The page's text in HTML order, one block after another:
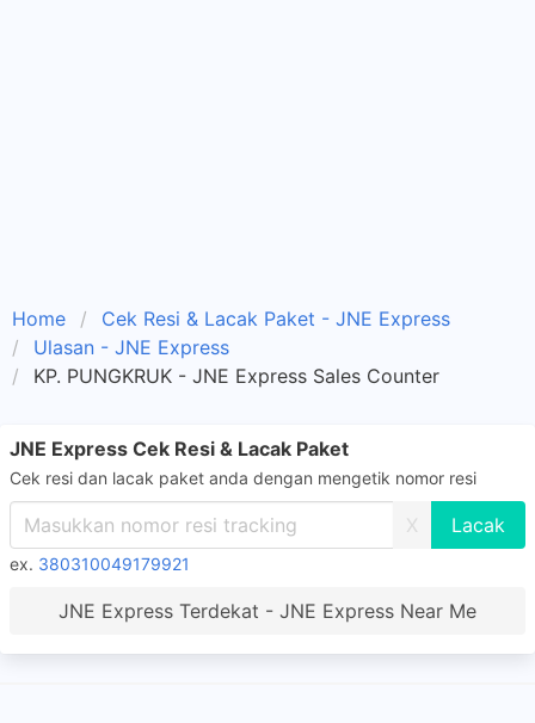
Home
Cek Resi & Lacak Paket - JNE Express
Ulasan - JNE Express
KP. PUNGKRUK - JNE Express Sales Counter
JNE Express Cek Resi & Lacak Paket
Cek resi dan lacak paket anda dengan mengetik nomor resi
X
ex. 380310049179921
JNE Express Terdekat - JNE Express Near Me